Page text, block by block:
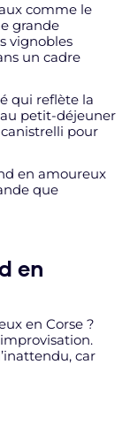
comme le
grande
vignobles
un cadre
qui reflète la
au petit-déjeuner
pour
en amoureux
que
en
en Corse ?
car